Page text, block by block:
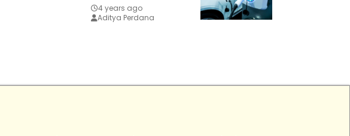
4 years ago
Aditya Perdana